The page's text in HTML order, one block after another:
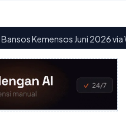
2026 via Website· 04.49